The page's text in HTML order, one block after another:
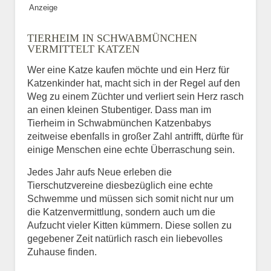
BILD HOCHLADEN
Vermisst seit
Ort des Verschwindens
Anzeige
TIERHEIM IN SCHWABMÜNCHEN
VERMITTELT KATZEN
Wer eine Katze kaufen möchte und ein Herz für
Katzenkinder hat, macht sich in der Regel auf den
Weg zu einem Züchter und verliert sein Herz rasch
an einen kleinen Stubentiger. Dass man im
Tierheim in Schwabmünchen Katzenbabys
zeitweise ebenfalls in großer Zahl antrifft, dürfte für
einige Menschen eine echte Überraschung sein.
Jedes Jahr aufs Neue erleben die
Tierschutzvereine diesbezüglich eine echte
Schwemme und müssen sich somit nicht nur um
die Katzenvermittlung, sondern auch um die
Aufzucht vieler Kitten kümmern. Diese sollen zu
gegebener Zeit natürlich rasch ein liebevolles
Zuhause finden.